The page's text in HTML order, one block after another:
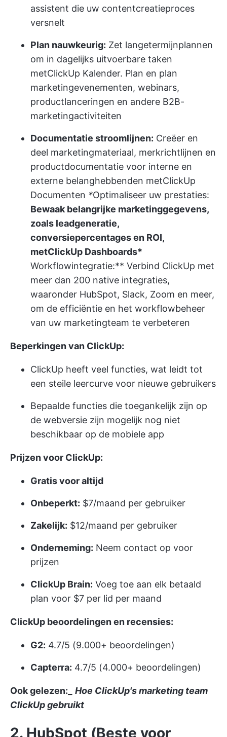
assistent die uw contentcreatieproces
versnelt
Plan nauwkeurig: Zet langetermijnplannen
om in dagelijks uitvoerbare taken
metClickUp Kalender. Plan en plan
marketingevenementen, webinars,
productlanceringen en andere B2B-
marketingactiviteiten
Documentatie stroomlijnen: Creëer en
deel marketingmateriaal, merkrichtlijnen en
productdocumentatie voor interne en
externe belanghebbenden metClickUp
Documenten *Optimaliseer uw prestaties:
Bewaak belangrijke marketinggegevens,
zoals leadgeneratie,
conversiepercentages en ROI,
metClickUp Dashboards*
Workflowintegratie:** Verbind ClickUp met
meer dan 200 native integraties,
waaronder HubSpot, Slack, Zoom en meer,
om de efficiëntie en het workflowbeheer
van uw marketingteam te verbeteren
Beperkingen van ClickUp:
ClickUp heeft veel functies, wat leidt tot
een steile leercurve voor nieuwe gebruikers
Bepaalde functies die toegankelijk zijn op
de webversie zijn mogelijk nog niet
beschikbaar op de mobiele app
Prijzen voor ClickUp:
Gratis voor altijd
Onbeperkt: $7/maand per gebruiker
Zakelijk: $12/maand per gebruiker
Onderneming: Neem contact op voor
prijzen
ClickUp Brain: Voeg toe aan elk betaald
plan voor $7 per lid per maand
ClickUp beoordelingen en recensies:
G2: 4.7/5 (9.000+ beoordelingen)
Capterra: 4.7/5 (4.000+ beoordelingen)
Ook gelezen:_
Hoe ClickUp's marketing team
ClickUp gebruikt
2. HubSpot (Beste voor